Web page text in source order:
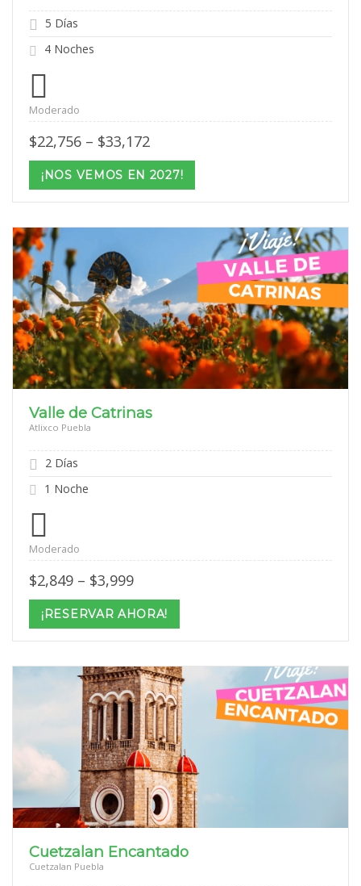
5 Días
4 Noches
Moderado
$22,756 – $33,172
$22,756
through
$33,172
¡NOS VEMOS EN 2027!
Valle de Catrinas
Atlixco Puebla
2 Días
1 Noche
Moderado
$2,849 – $3,999Price
$2,849
through
$3,999
¡RESERVAR AHORA!
Cuetzalan Encantado
Cuetzalan Puebla